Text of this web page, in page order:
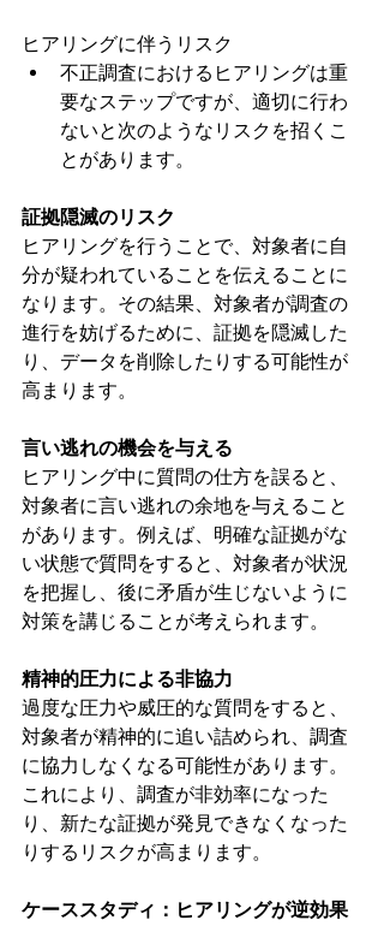
ヒアリングに伴うリスク
不正調査におけるヒアリングは重
要なステップですが、適切に行わ
ないと次のようなリスクを招くこ
とがあります。
証拠隠滅のリスク
ヒアリングを行うことで、対象者に自
分が疑われていることを伝えることに
なります。その結果、対象者が調査の
進行を妨げるために、証拠を隠滅した
り、データを削除したりする可能性が
高まります。
言い逃れの機会を与える
ヒアリング中に質問の仕方を誤ると、
対象者に言い逃れの余地を与えること
があります。例えば、明確な証拠がな
い状態で質問をすると、対象者が状況
を把握し、後に矛盾が生じないように
対策を講じることが考えられます。
精神的圧力による非協力
過度な圧力や威圧的な質問をすると、
対象者が精神的に追い詰められ、調査
に協力しなくなる可能性があります。
これにより、調査が非効率になった
り、新たな証拠が発見できなくなった
りするリスクが高まります。
ケーススタディ：ヒアリングが逆効果